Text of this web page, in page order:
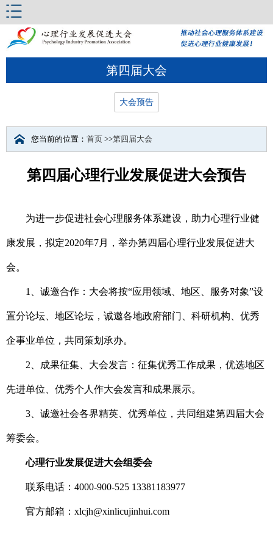
第四届大会
大会预告
您当前的位置： 首页 >>第四届大会
第四届心理行业发展促进大会预告
为进一步促进社会心理服务体系建设，助力心理行业健
康发展，拟定2020年7月，举办第四届心理行业发展促进大
会。
1、诚邀合作：大会将按“应用领域、地区、服务对象”设
置分论坛、地区论坛，诚邀各地政府部门、科研机构、优秀
企事业单位，共同策划承办。
2、成果征集、大会发言：征集优秀工作成果，优选地区
先进单位、优秀个人作大会发言和成果展示。
3、诚邀社会各界精英、优秀单位，共同组建第四届大会
筹委会。
心理行业发展促进大会组委会
联系电话：4000-900-525 13381183977
官方邮箱：xlcjh@xinlicujinhui.com